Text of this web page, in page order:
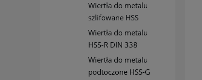
Wiertła do metalu
szlifowane HSS
Wiertła do metalu
HSS-R DIN 338
Wiertła do metalu
podtoczone HSS-G